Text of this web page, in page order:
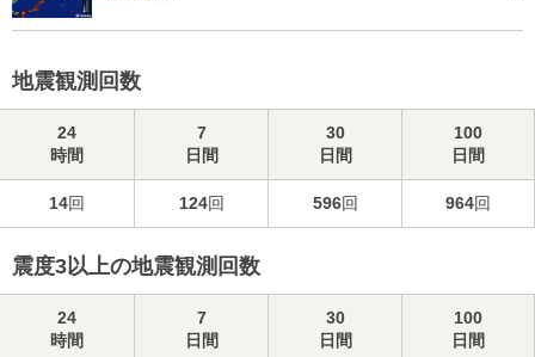
地震観測回数
24
時間
7
日間
30
日間
100
日間
14回 124回 596回 964回
震度3以上の地震観測回数
24
時間
7
日間
30
日間
100
日間